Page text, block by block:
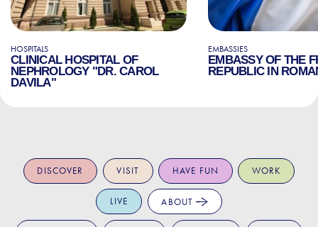
HOSPITALS
CLINICAL HOSPITAL OF
NEPHROLOGY "DR. CAROL
DAVILA"
EMBASSIES
EMBASSY OF THE
REPUBLIC IN
DISCOVER VISIT HAVE FUN WORK
LIVE ABOUT